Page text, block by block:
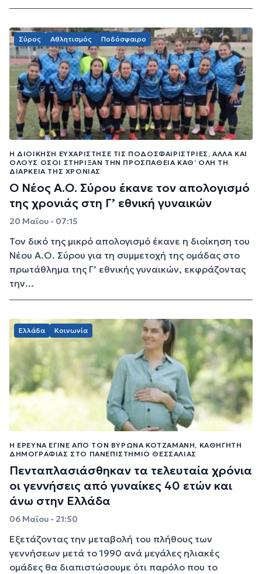
Σύρος Αθλητισμός Ποδόσφαιρο
Η ΔΙΟΊΚΗΣΗ ΕΥΧΑΡΊΣΤΗΣΕ ΤΙΣ ΠΟΔΟΣΦΑΙΡΊΣΤΡΙΕΣ, ΑΛΛΆ ΚΑΙ
ΌΛΟΥΣ ΌΣΟΙ ΣΤΉΡΙΞΑΝ ΤΗΝ ΠΡΟΣΠΆΘΕΙΑ ΚΑΘ’ ΌΛΗ ΤΗ
ΔΙΆΡΚΕΙΑ ΤΗΣ ΧΡΟΝΙΆΣ
Ο Νέος Α.Ο. Σύρου έκανε τον απολογισμό
της χρονιάς στη Γ’ εθνική γυναικών
20 Μαΐου - 07:15
Τον δικό της μικρό απολογισμό έκανε η διοίκηση του
Νέου Α.Ο. Σύρου για τη συμμετοχή της ομάδας στο
πρωτάθλημα της Γ’ εθνικής γυναικών, εκφράζοντας
την...
Ελλάδα Κοινωνία
Η ΈΡΕΥΝΑ ΈΓΙΝΕ ΑΠΌ ΤΟΝ ΒΎΡΩΝΑ ΚΟΤΖΑΜΆΝΗ, ΚΑΘΗΓΗΤΉ
ΔΗΜΟΓΡΑΦΊΑΣ ΣΤΟ ΠΑΝΕΠΙΣΤΉΜΙΟ ΘΕΣΣΑΛΊΑΣ
Πενταπλασιάσθηκαν τα τελευταία χρόνια
οι γεννήσεις από γυναίκες 40 ετών και
άνω στην Ελλάδα
06 Μαΐου - 21:50
Εξετάζοντας την μεταβολή του πλήθους των
γεννήσεων μετά το 1990 ανά μεγάλες ηλιακές
ομάδες θα διαπιστώσουμε ότι παρόλο που το